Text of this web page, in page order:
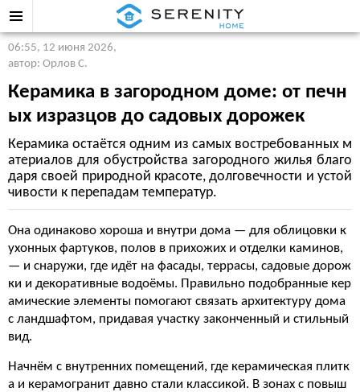
06:55, 12 июня 2026,
автор: Орлов С.
Керамика в загородном доме: от печн
ых изразцов до садовых дорожек
Керамика остаётся одним из самых востребованных м
атериалов для обустройства загородного жилья благо
даря своей природной красоте, долговечности и устой
чивости к перепадам температур.
Она одинаково хороша и внутри дома — для облицовки к
ухонных фартуков, полов в прихожих и отделки каминов,
— и снаружи, где идёт на фасады, террасы, садовые дорож
ки и декоративные водоёмы. Правильно подобранные кер
амические элементы помогают связать архитектуру дома
с ландшафтом, придавая участку законченный и стильный
вид.
Начнём с внутренних помещений, где керамическая плитк
а и керамогранит давно стали классикой. В зонах с повыш